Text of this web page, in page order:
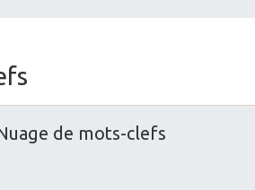
de mots-clefs